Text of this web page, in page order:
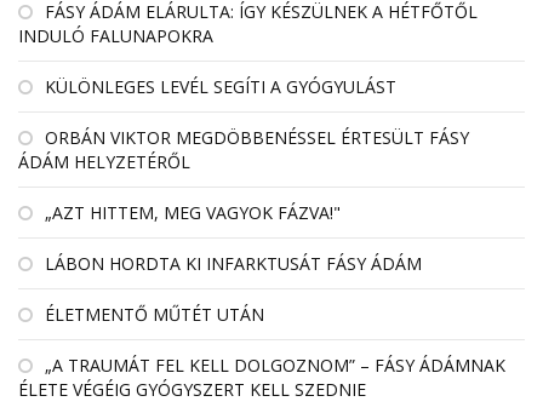
FÁSY ÁDÁM ELÁRULTA: ÍGY KÉSZÜLNEK A HÉTFŐTŐL
INDULÓ FALUNAPOKRA
KÜLÖNLEGES LEVÉL SEGÍTI A GYÓGYULÁST
ORBÁN VIKTOR MEGDÖBBENÉSSEL ÉRTESÜLT FÁSY
ÁDÁM HELYZETÉRŐL
„AZT HITTEM, MEG VAGYOK FÁZVA!"
LÁBON HORDTA KI INFARKTUSÁT FÁSY ÁDÁM
ÉLETMENTŐ MŰTÉT UTÁN
„A TRAUMÁT FEL KELL DOLGOZNOM” – FÁSY ÁDÁMNAK
ÉLETE VÉGÉIG GYÓGYSZERT KELL SZEDNIE